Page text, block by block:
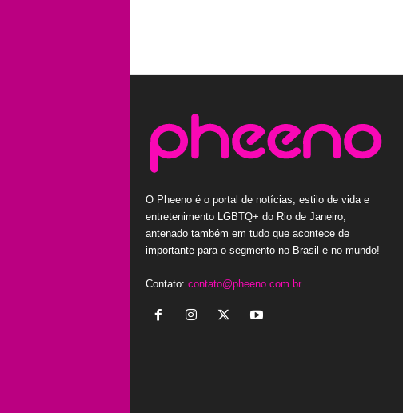
O Pheeno é o portal de notícias, estilo de vida e
entretenimento LGBTQ+ do Rio de Janeiro,
antenado também em tudo que acontece de
importante para o segmento no Brasil e no mundo!
Contato: contato@pheeno.com.br